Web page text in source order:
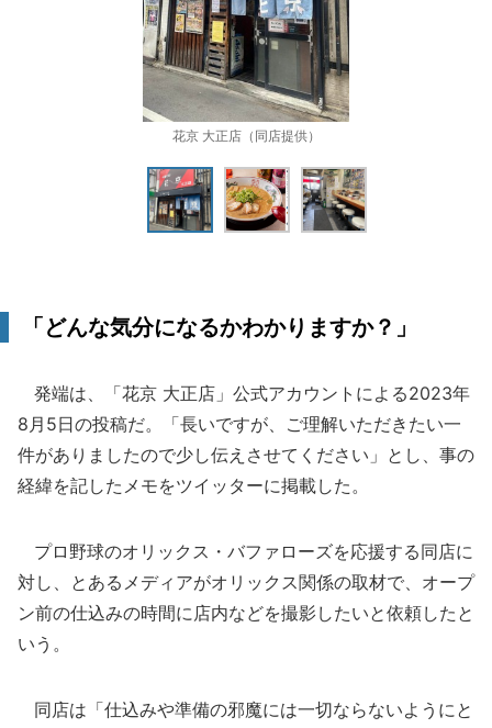
花京 大正店（同店提供）
「どんな気分になるかわかりますか？」
発端は、「花京 大正店」公式アカウントによる2023年
8月5日の投稿だ。「長いですが、ご理解いただきたい一
件がありましたので少し伝えさせてください」とし、事の
経緯を記したメモをツイッターに掲載した。
プロ野球のオリックス・バファローズを応援する同店に
対し、とあるメディアがオリックス関係の取材で、オープ
ン前の仕込みの時間に店内などを撮影したいと依頼したと
いう。
同店は「仕込みや準備の邪魔には一切ならないようにと